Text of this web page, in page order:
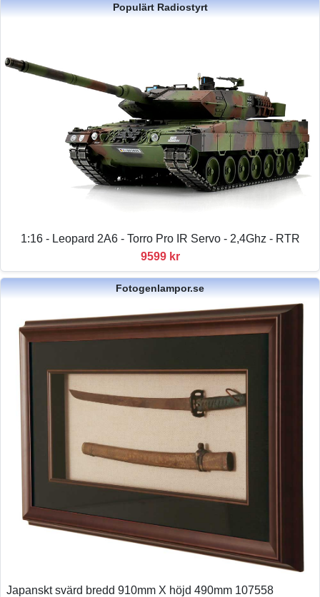
Populärt Radiostyrt
1:16 - Leopard 2A6 - Torro Pro IR Servo - 2,4Ghz - RTR
9599 kr
Fotogenlampor.se
Japanskt svärd bredd 910mm X höjd 490mm 107558